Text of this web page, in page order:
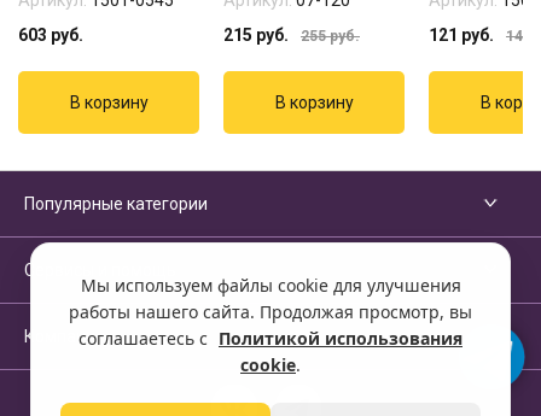
Мы используем файлы cookie для улучшения
работы нашего сайта. Продолжая просмотр, вы
соглашаетесь с Политикой использования
cookie.
603 руб.
215 руб. 255руб.
121 руб. 140
Популярные категории
Сервисы и помощь
Компания